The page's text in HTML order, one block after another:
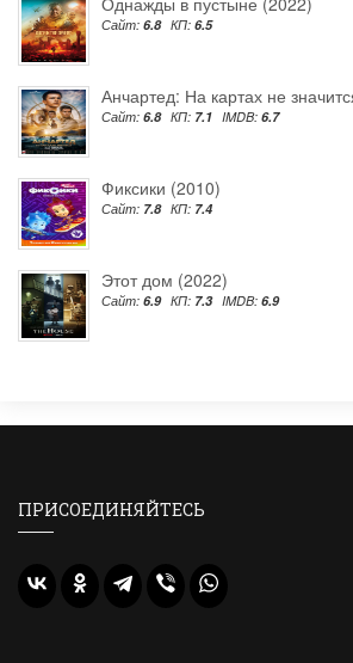
Сайт: 6.8 КП: 6.5
Анчартед: На картах не
Сайт: 6.8 КП: 7.1 IMDB: 6.7
Фиксики (2010)
Сайт: 7.8 КП: 7.4
Этот дом (2022)
Сайт: 6.9 КП: 7.3 IMDB: 6.9
ПРИСОЕДИНЯЙТЕСЬ